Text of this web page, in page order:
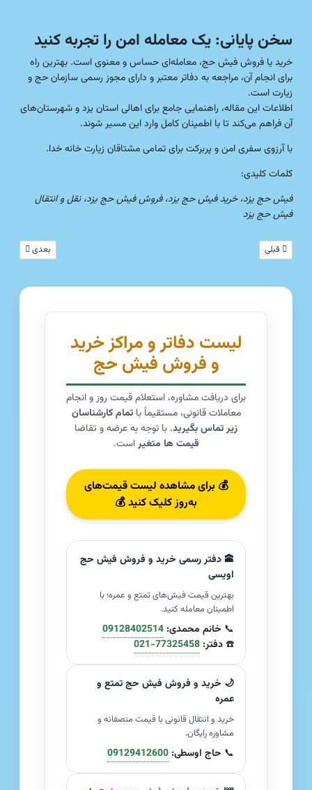
سخن پایانی: یک معامله امن را تجربه کنید
خرید یا فروش فیش حج، معامله‌ای حساس و معنوی است. بهترین راه
برای انجام آن، مراجعه به دفاتر معتبر و دارای مجوز رسمی سازمان حج و
زیارت است.
اطلاعات این مقاله، راهنمایی جامع برای اهالی استان یزد و شهرستان‌های
آن فراهم می‌کند تا با اطمینان کامل وارد این مسیر شوند.
با آرزوی سفری امن و پربرکت برای تمامی مشتاقان زیارت خانه خدا.
کلمات کلیدی:
فیش حج یزد، خرید فیش حج یزد، فروش فیش حج یزد، نقل و انتقال
فیش حج یزد
مطلب قبلی: فیش حج استان بوشهر؛ راهنمای جامع خرید، فروش و انتقال قانونی (آپدیت
قبلی مطلب بعدی:
بعدی
لیست دفاتر و مراکز خرید
و فروش فیش حج
برای دریافت مشاوره، استعلام قیمت روز و انجام
معاملات قانونی، مستقیماً باتمام کارشناسان
زیر تماس بگیرید. با توجه به عرضه و تقاضا
قیمت ها متغیراست.
💰 برای مشاهده لیست قیمت‌های
به‌روز کلیک کنید 💰
🕋 دفتر رسمی خرید و فروش فیش حج
اویسی
بهترین قیمت فیش‌های تمتع و عمره؛ با
اطمینان معامله کنید.
📞 خانم محمدی: 09128402514
☎️ دفتر: 021-77325458
🌙 خرید و فروش فیش حج تمتع و
عمره
خرید و انتقال قانونی با قیمت منصفانه و
مشاوره رایگان.
📞 حاج اوسطی: 09129412600